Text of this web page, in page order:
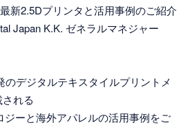
プリンタと活用事例のご紹介
K.K. ゼネラルマネジャー
タルテキスタイルプリントメ
れる
海外アパレルの活用事例をご